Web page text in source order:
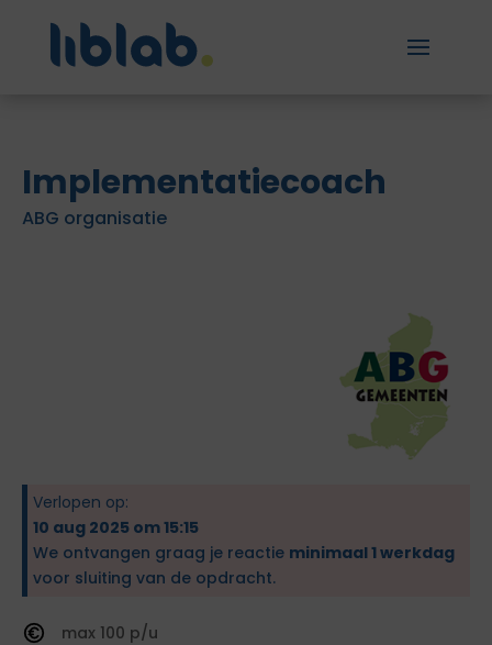
Implementatiecoach
ABG organisatie
Verlopen op:
10 aug 2025 om 15:15
We ontvangen graag je reactie minimaal 1 werkdag
voor sluiting van de opdracht.
100